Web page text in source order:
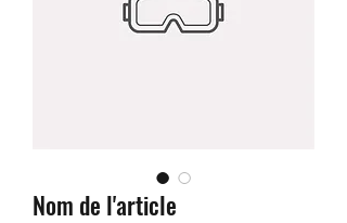
Nom de l'article